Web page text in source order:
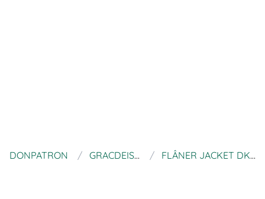
DONPATRON GRACDEISNOTMYFORT FLÂNER JACKET DK KNITTING PATTERN